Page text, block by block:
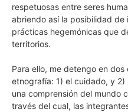
respetuosas entre seres
abriendo así la posibilidad
prácticas hegemónicas que
territorios.
Para ello, me detengo en
etnografía: 1) el cuidado, y
una comprensión del mundo
través del cual, las